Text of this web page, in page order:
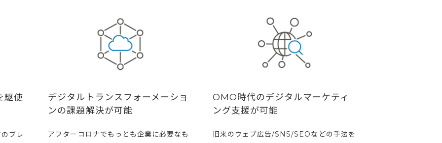
駆使
ブレ
デジタルトランスフォーメーショ
ンの課題解決が可能
アフターコロナでもっとも企業に必要なも
OMO時代のデジタルマーケティ
ング支援が可能
旧来のウェブ広告/SNS/SEOなどの手法を